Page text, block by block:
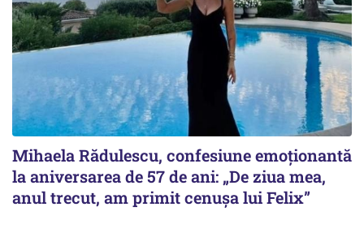
Mihaela Rădulescu, confesiune emoționantă
la aniversarea de 57 de ani: „De ziua mea,
anul trecut, am primit cenușa lui Felix”